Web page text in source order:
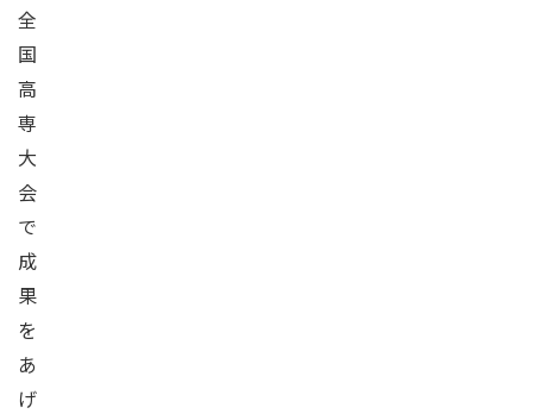
全
国
高
専
大
会
で
成
果
を
あ
げ